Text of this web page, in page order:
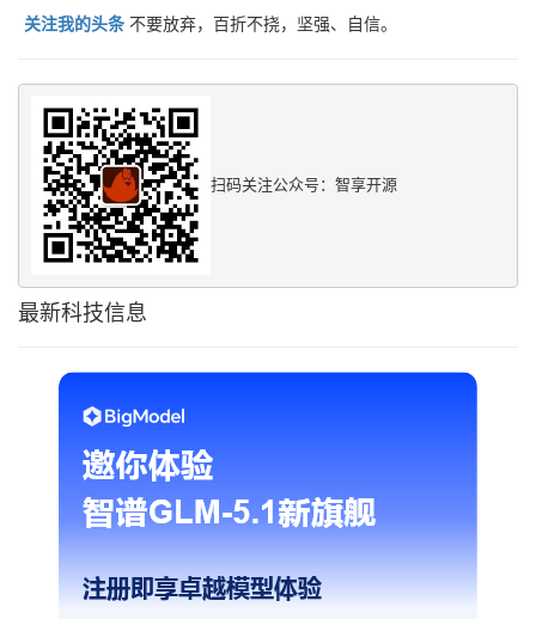
关注我的头条 不要放弃，百折不挠，坚强、自信。
扫码关注公众号：智享开源
最新科技信息